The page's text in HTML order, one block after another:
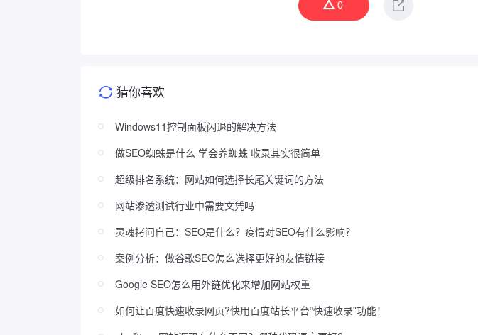
0
猜你喜欢
Windows11控制面板闪退的解决方法
做SEO蜘蛛是什么 学会养蜘蛛 收录其实很简单
超级排名系统：网站如何选择长尾关键词的方法
网站渗透测试行业中需要文凭吗
灵魂拷问自己：SEO是什么？疫情对SEO有什么影响？
案例分析：做谷歌SEO怎么选择更好的友情链接
Google SEO怎么用外链优化来增加网站权重
如何让百度快速收录网页?快用百度站长平台“快速收录”功能！